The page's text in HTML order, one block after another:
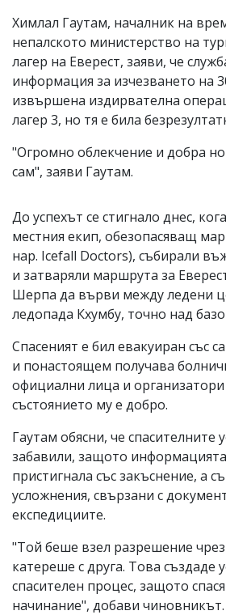
Химлал Гаутам, началник на
непалското министерство на
лагер на Еверест, заяви, че
информация за изчезването на
извършена издирвателна
лагер 3, но тя е била
"Огромно облекчение и добра
сам", заяви Гаутам.
До успехът се стигнало днес,
местния екип, обезопасяващ
нар. Icefall Doctors), събирали
и затваряли маршрута за
Шерпа да върви между ледени
ледопада Кхумбу, точно над
Спасеният е бил евакуиран със
и понастоящем получава
официални лица и
състоянието му е добро.
Гаутам обясни, че спасителните
забавили, защото
пристигнала със закъснение, а
усложнения, свързани с
експедициите.
"Той беше взел разрешение
катереше с друга. Това създаде
спасителен процес, защото
начинание", добави чиновникът.